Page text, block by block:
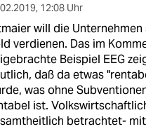
, 12:08 Uhr
will die Unternehmen
verdienen. Das im
Beispiel EEG
daß da etwas
was ohne
ist.
betrachtet-